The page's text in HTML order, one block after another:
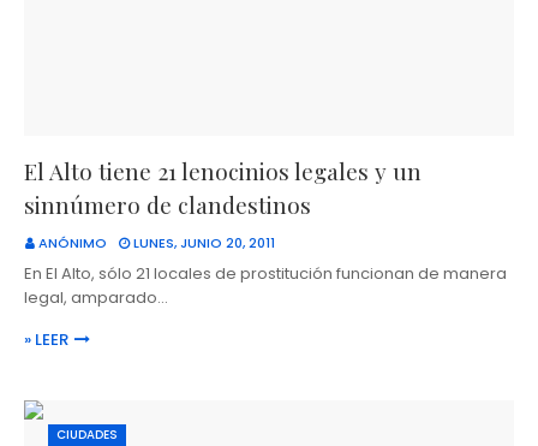
El Alto tiene 21 lenocinios legales y un
sinnúmero de clandestinos
ANÓNIMO LUNES, JUNIO 20, 2011
En El Alto, sólo 21 locales de prostitución funcionan de manera
legal, amparado…
» LEER
CIUDADES